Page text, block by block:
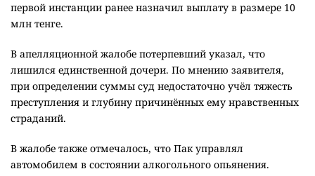
первой инстанции ранее назначил выплату в размере 10
млн тенге.
В апелляционной жалобе потерпевший указал, что
лишился единственной дочери. По мнению заявителя,
при определении суммы суд недостаточно учёл тяжесть
преступления и глубину причинённых ему нравственных
страданий.
В жалобе также отмечалось, что Пак управлял
автомобилем в состоянии алкогольного опьянения.